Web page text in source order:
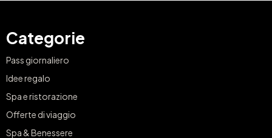
Categorie
Pass giornaliero
Idee regalo
Spa e ristorazione
Offerte di viaggio
Spa & Benessere